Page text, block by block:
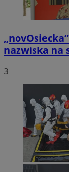
nazwiska na
3